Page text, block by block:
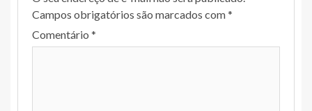
Campos obrigatórios são marcados com*
Comentário *